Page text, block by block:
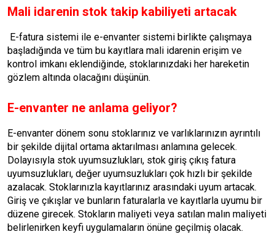
Mali idarenin stok takip kabiliyeti artacak
E-fatura sistemi ile e-envanter sistemi birlikte çalışmaya
başladığında ve tüm bu kayıtlara mali idarenin erişim ve
kontrol imkanı eklendiğinde, stoklarınızdaki her hareketin
gözlem altında olacağını düşünün.
E-envanter ne anlama geliyor?
E-envanter dönem sonu stoklarınız ve varlıklarınızın ayrıntılı
bir şekilde dijital ortama aktarılması anlamına gelecek.
Dolayısıyla stok uyumsuzlukları, stok giriş çıkış fatura
uyumsuzlukları, değer uyumsuzlukları çok hızlı bir şekilde
azalacak. Stoklarınızla kayıtlarınız arasındaki uyum artacak.
Giriş ve çıkışlar ve bunların faturalarla ve kayıtlarla uyumu bir
düzene girecek. Stokların maliyeti veya satılan malın maliyeti
belirlenirken keyfi uygulamaların önüne geçilmiş olacak.